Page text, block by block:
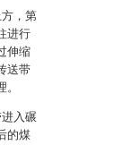
，第
进行
伸缩
送带
入碾
的煤